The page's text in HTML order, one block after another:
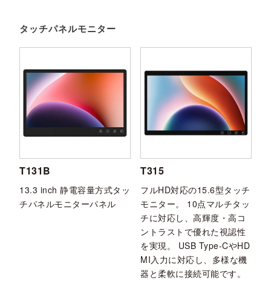
タッチパネルモニター
T131B
13.3 inch 静電容量方式タッ
チパネルモニターパネル
T315
フルHD対応の15.6型タッチ
モニター。 10点マルチタッ
チに対応し、高輝度・高コ
ントラストで優れた視認性
を実現。 USB Type-CやHD
MI入力に対応し、多様な機
器と柔軟に接続可能です。